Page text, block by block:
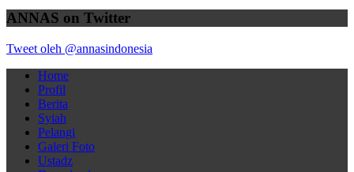
ANNAS on Twitter
Tweet oleh @annasindonesia
Home
Profil
Berita
Syiah
Pelangi
Galeri Foto
Ustadz